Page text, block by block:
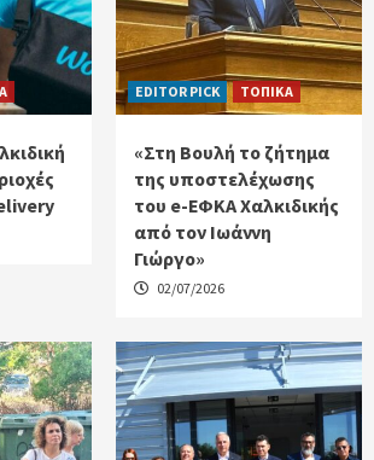
EDITOR PICK ΤΟΠΙΚΑ
«Στη Βουλή το ζήτημα
της υποστελέχωσης
του e-ΕΦΚΑ Χαλκιδικής
από τον Ιωάννη
Γιώργο»
02/07/2026